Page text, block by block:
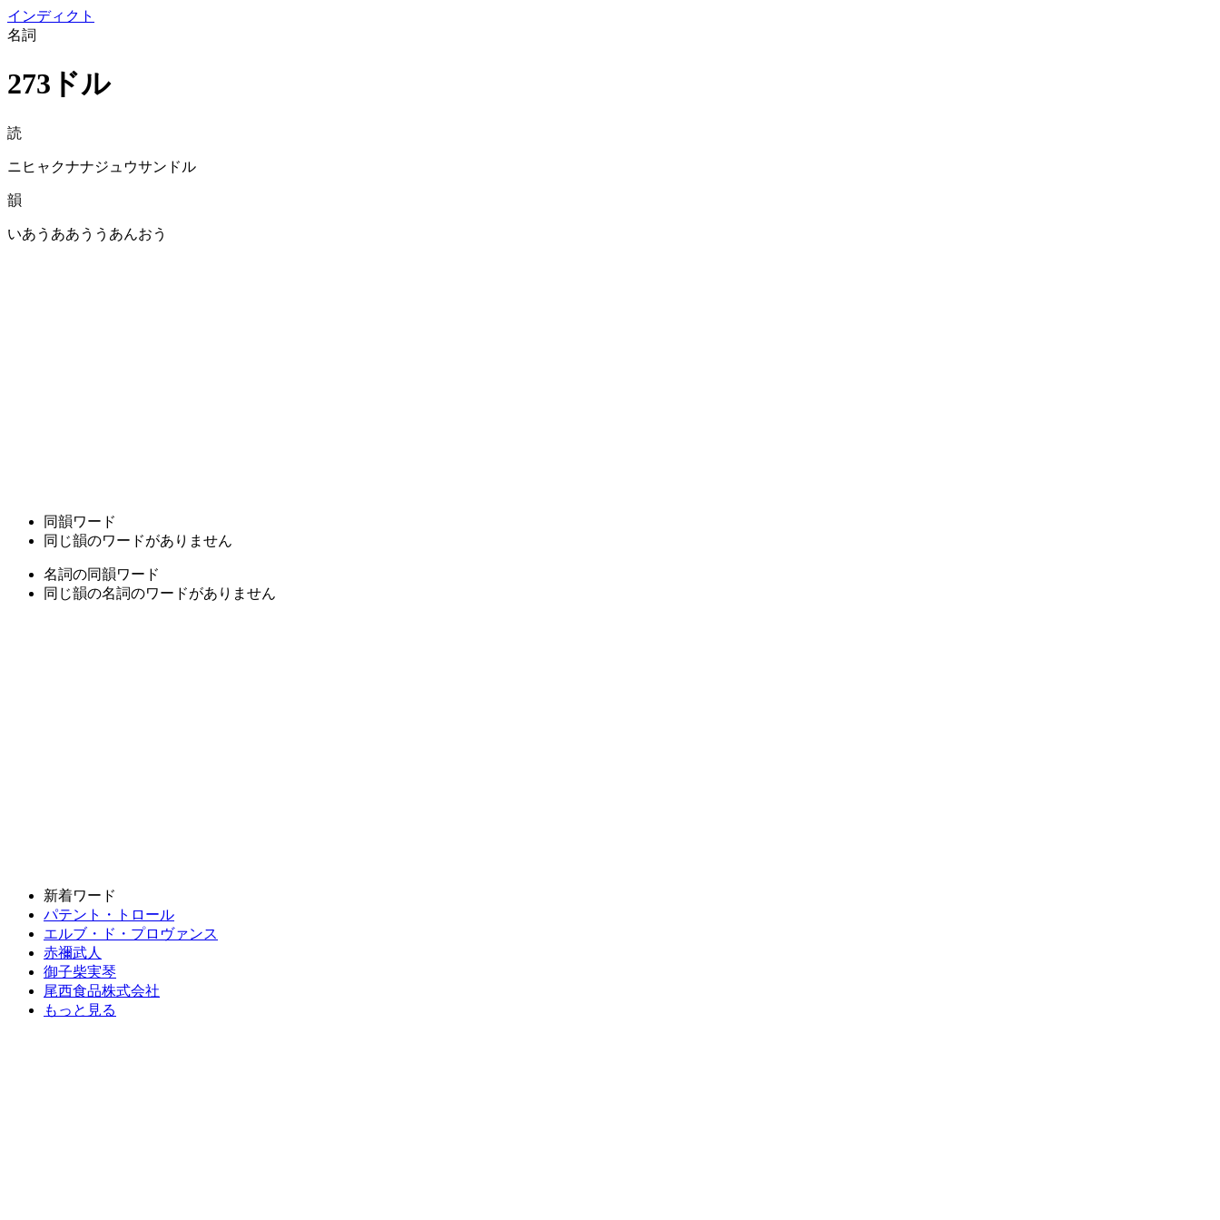
インディクト
名詞
273ドル
読
ニヒャクナナジュウサンドル
韻
いあうああううあんおう
同韻ワード
同じ韻のワードがありません
名詞の同韻ワード
同じ韻の名詞のワードがありません
新着ワード
パテント・トロール
エルブ・ド・プロヴァンス
赤禰武人
御子柴実琴
尾西食品株式会社
もっと見る